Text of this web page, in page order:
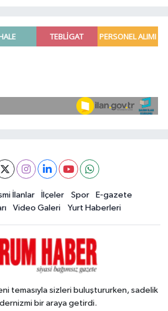
İlanlar İlçeler Spor
E-gazete
Video Galeri Yurt Haberleri
temasıyla sizleri buluştururken, sadelik
bir araya getirdi.